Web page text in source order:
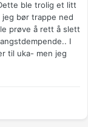
ble trolig et litt
bør trappe ned
prøve å rett å slett
I
til uka- men jeg